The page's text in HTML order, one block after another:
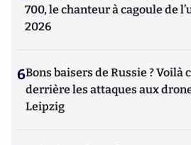
700, le chanteur à cagoule de
2026
6Bons baisers de Russie ? Voilà
derrière les attaques aux
Leipzig